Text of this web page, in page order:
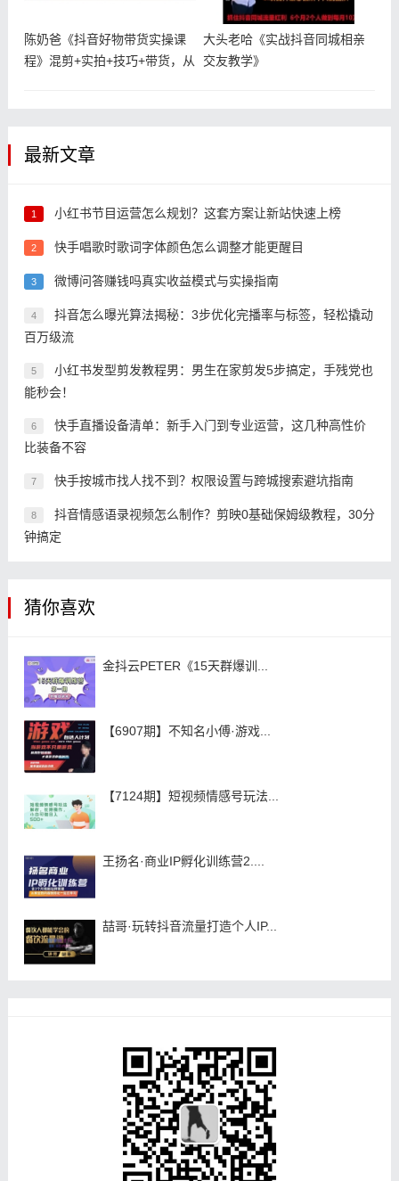
陈奶爸《抖音好物带货实操课
程》混剪+实拍+技巧+带货，从
大头老哈《实战抖音同城相亲
交友教学》
最新文章
1 小红书节目运营怎么规划？这套方案让新站快速上榜
2 快手唱歌时歌词字体颜色怎么调整才能更醒目
3 微博问答赚钱吗真实收益模式与实操指南
4
抖音怎么曝光算法揭秘：3步优化完播率与标签，轻松撬动
百万级流
5
小红书发型剪发教程男：男生在家剪发5步搞定，手残党也
能秒会！
6
快手直播设备清单：新手入门到专业运营，这几种高性价
比装备不容
7 快手按城市找人找不到？权限设置与跨城搜索避坑指南
8
抖音情感语录视频怎么制作？剪映0基础保姆级教程，30分
钟搞定
猜你喜欢
金抖云PETER《15天群爆训...
【6907期】不知名小傅·游戏...
【7124期】短视频情感号玩法...
王扬名·商业IP孵化训练营2....
喆哥·玩转抖音流量打造个人IP...